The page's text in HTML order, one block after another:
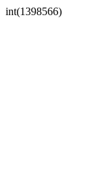
int(1398566)